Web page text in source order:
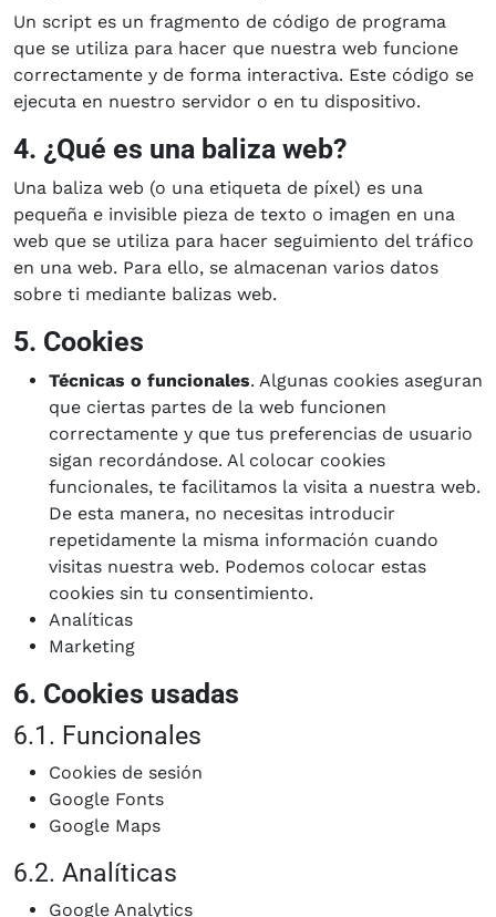
Un script es un fragmento de código de programa
que se utiliza para hacer que nuestra web funcione
correctamente y de forma interactiva. Este código se
ejecuta en nuestro servidor o en tu dispositivo.
4. ¿Qué es una baliza web?
Una baliza web (o una etiqueta de píxel) es una
pequeña e invisible pieza de texto o imagen en una
web que se utiliza para hacer seguimiento del tráfico
en una web. Para ello, se almacenan varios datos
sobre ti mediante balizas web.
5. Cookies
Técnicas o funcionales. Algunas cookies aseguran
que ciertas partes de la web funcionen
correctamente y que tus preferencias de usuario
sigan recordándose. Al colocar cookies
funcionales, te facilitamos la visita a nuestra web.
De esta manera, no necesitas introducir
repetidamente la misma información cuando
visitas nuestra web. Podemos colocar estas
cookies sin tu consentimiento.
Analíticas
Marketing
6. Cookies usadas
6.1. Funcionales
Cookies de sesión
Google Fonts
Google Maps
6.2. Analíticas
Google Analytics